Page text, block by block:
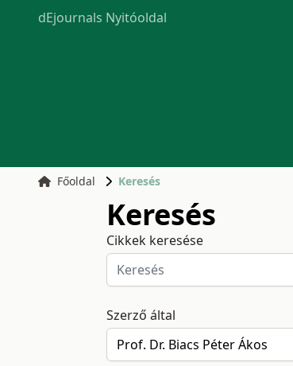
dEjournals Nyitóoldal
Főoldal Keresés
Keresés
Cikkek keresése
Szerző által